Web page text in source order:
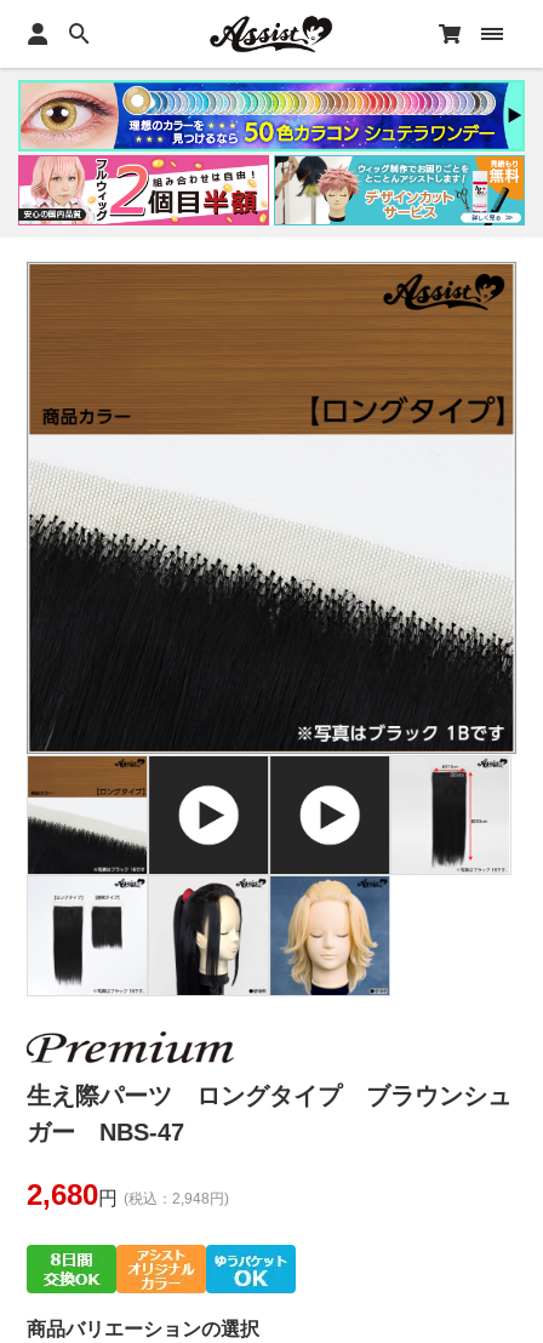
生え際パーツ ロングタイプ ブラウンシュ
ガー NBS-47
2,680円 (税込：2,948円)
商品バリエーションの選択